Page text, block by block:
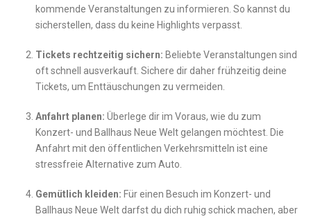
kommende Veranstaltungen zu informieren. So kannst du
sicherstellen, dass du keine Highlights verpasst.
Tickets rechtzeitig sichern: Beliebte Veranstaltungen sind
oft schnell ausverkauft. Sichere dir daher ‍frühzeitig deine
Tickets, um Enttäuschungen zu vermeiden.
Anfahrt planen: Überlege dir im ‍Voraus, wie du zum
Konzert- und Ballhaus Neue‍ Welt gelangen möchtest. Die
Anfahrt ​mit‍ den öffentlichen Verkehrsmitteln ist ⁤eine
stressfreie Alternative zum Auto.
Gemütlich kleiden: Für einen Besuch im Konzert- und
Ballhaus Neue Welt darfst du dich ruhig schick machen,⁤ aber